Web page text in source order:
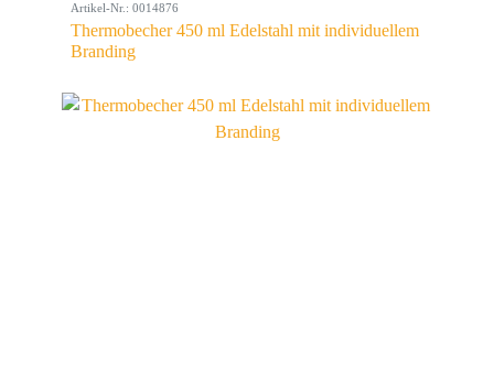
Artikel-Nr.: 0014876
Thermobecher 450 ml Edelstahl mit individuellem
Branding